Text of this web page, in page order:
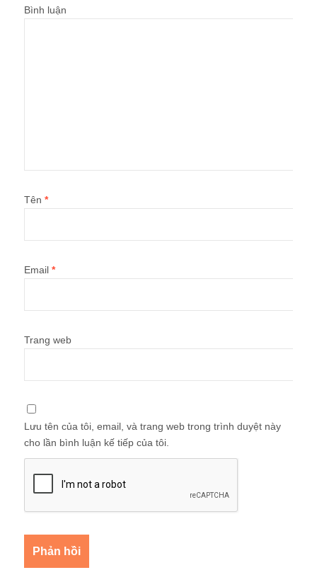
Bình luận
Tên *
Email *
Trang web
Lưu tên của tôi, email, và trang web trong trình duyệt này
cho lần bình luận kế tiếp của tôi.